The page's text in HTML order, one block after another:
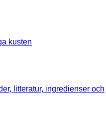
kusten
litteratur, ingredienser och